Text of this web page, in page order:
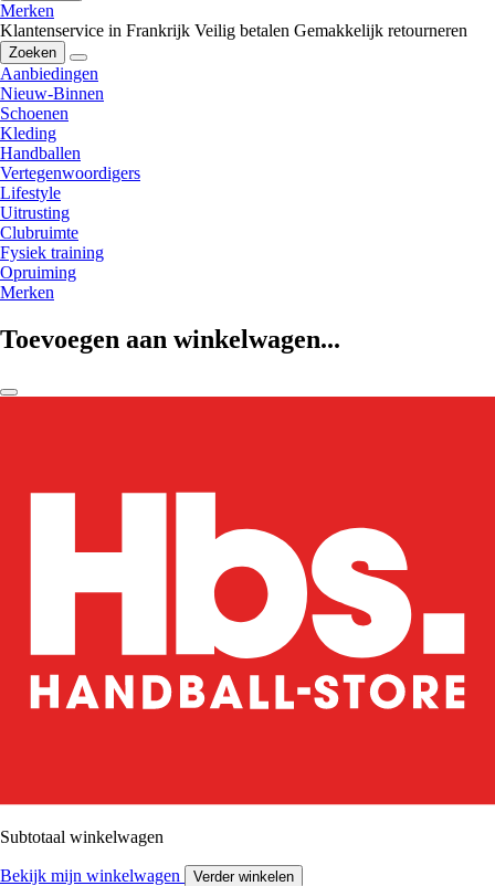
Merken
Klantenservice in Frankrijk Veilig betalen Gemakkelijk retourneren
Zoeken
Aanbiedingen
Nieuw-Binnen
Schoenen
Kleding
Handballen
Vertegenwoordigers
Lifestyle
Uitrusting
Clubruimte
Fysiek training
Opruiming
Merken
Toevoegen aan winkelwagen...
Subtotaal winkelwagen
Bekijk mijn winkelwagen Verder winkelen